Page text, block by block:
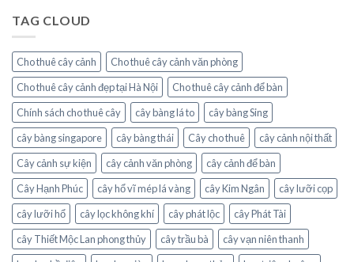
hoa
mắt
nai
TAG CLOUD
Cho thuê cây cảnh
Cho thuê cây cảnh văn phòng
Cho thuê cây cảnh đẹp tại Hà Nội
Cho thuê cây cảnh để bàn
Chính sách cho thuê cây
cây bàng lá to
cây bàng Sing
cây bàng singapore
cây bàng thái Cây cho thuê
cây cảnh nội thất
Cây cảnh sự kiện
cây cảnh văn phòng
cây cảnh để bàn
Cây Hạnh Phúc
cây hổ vĩ mép lá vàng cây Kim Ngân
cây lưỡi cọp
cây lưỡi hổ
cây lọc không khí cây phát lộc
cây Phát Tài
cây Thiết Mộc Lan phong thủy
cây trầu bà
cây vạn niên thanh